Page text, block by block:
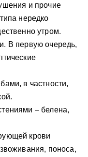
и прочие
нередко
утром.
В первую очередь,
в частности,
– белена,
крови
поноса,